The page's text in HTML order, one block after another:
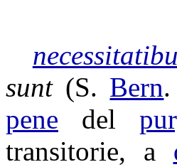
sunt (S. Bern.
pene del
transitorie, a